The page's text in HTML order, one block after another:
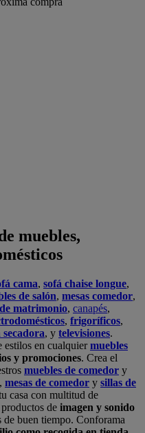
muebles,
cama, sofá chaise longue,
de salón, mesas comedor,
matrimonio, canapés,
, frigoríficos,
, y televisiones.
estilos en cualquiermuebles
y promociones. Crea el
muebles de comedor y
, mesas de comedor y sillas de
casa con multitud de
de imagen y sonido
de buen tiempo. Conforama